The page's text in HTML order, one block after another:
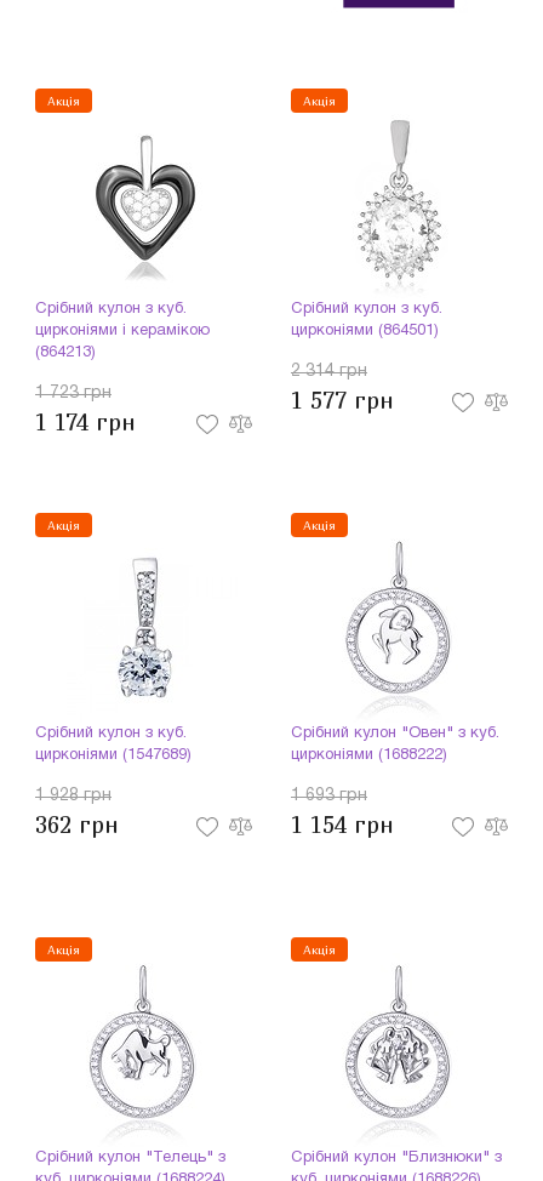
Акція
Срібний кулон з куб.
цирконіями і керамікою
(864213)
1 723 грн
1 174 грн
Акція
Срібний кулон з куб.
цирконіями (864501)
2 314 грн
1 577 грн
Акція
Срібний кулон з куб.
цирконіями (1547689)
1 928 грн
362 грн
Акція
Срібний кулон "Овен" з куб.
цирконіями (1688222)
1 693 грн
1 154 грн
Акція
Срібний кулон "Телець" з
Акція
Срібний кулон "Близнюки" з